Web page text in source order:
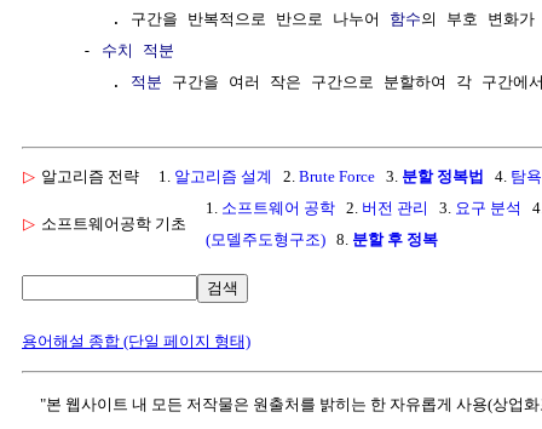
        . 구간을 반복적으로 반으로 나누어
함수의 부호 변화
     -
수치 적분
        .
적분 구간을 여러 작은 구간으로 분할하여 각 구간에
▷ 알고리즘 전략 1. 알고리즘 설계 2. Brute Force 3. 분할 정복법 4. 탐
▷ 소프트웨어공학 기초
1. 소프트웨어 공학 2. 버전 관리 3. 요구 분석
(모델주도형구조) 8. 분할 후 정복
검색
용어해설 종합 (단일 페이지 형태)
"본 웹사이트 내 모든 저작물은 원출처를 밝히는 한 자유롭게 사용(상업